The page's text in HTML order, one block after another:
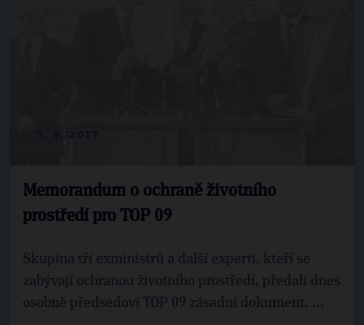
Memorandum o ochraně životního
prostředí pro TOP 09
Skupina tří exministrů a další experti, kteří se
zabývají ochranou životního prostředí, předali dnes
osobně předsedovi TOP 09 zásadní dokument. ...